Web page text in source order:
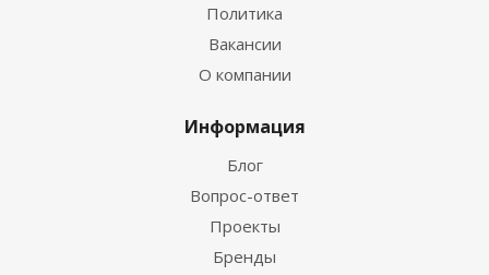
Политика
Вакансии
О компании
Информация
Блог
Вопрос-ответ
Проекты
Бренды